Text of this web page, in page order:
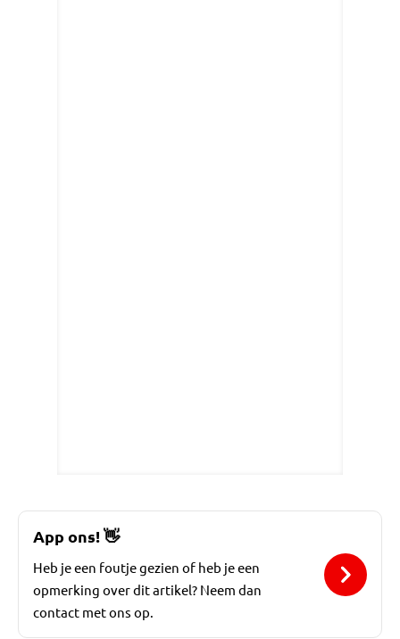
App ons!👋
Heb je een foutje gezien of heb je een
opmerking over dit artikel? Neem dan
contact met ons op.